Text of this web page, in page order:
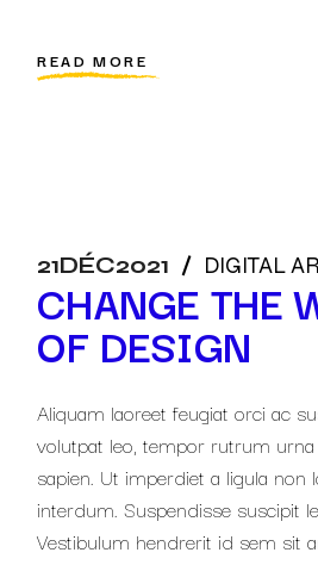
READ MORE
21DÉC2021 DIGITAL
CHANGE THE
OF DESIGN
Aliquam laoreet feugiat orci ac
volutpat leo, tempor rutrum
sapien. Ut imperdiet a ligula non
interdum. Suspendisse suscipit
Vestibulum hendrerit id sem sit